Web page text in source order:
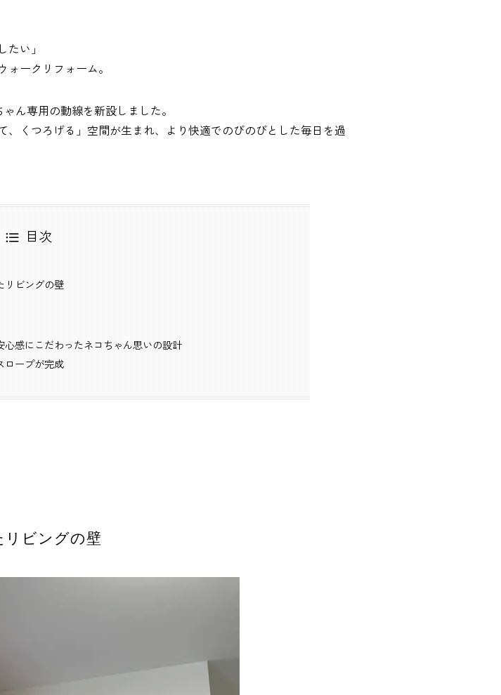
い」
ークリフォーム。
ん専用の動線を新設しました。
くつろげる」空間が生まれ、より快適でのびのびとした毎日を過
目次
リビングの壁
感にこだわったネコちゃん思いの設計
ロープが完成
リビングの壁